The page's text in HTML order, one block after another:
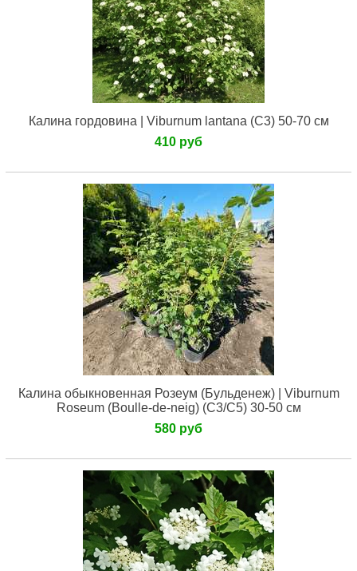
Калина гордовина | Viburnum lantana (С3) 50-70 см
410 руб
Калина обыкновенная Розеум (Бульденеж) | Viburnum
Roseum (Boulle-de-neig) (С3/С5) 30-50 см
580 руб